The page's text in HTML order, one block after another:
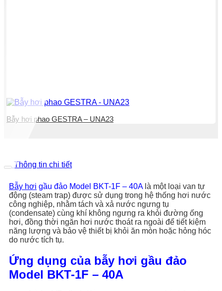
Bẫy hơi phao GESTRA – UNA23
Thông tin chi tiết
Bẫy hơi gầu đảo Model BKT-1F – 40Alà một loại van tự
động (steam trap) được sử dụng trong hệ thống hơi nước
công nghiệp, nhằm tách và xả nước ngưng tụ
(condensate) cùng khí không ngưng ra khỏi đường ống
hơi, đồng thời ngăn hơi nước thoát ra ngoài để tiết kiệm
năng lượng và bảo vệ thiết bị khỏi ăn mòn hoặc hỏng hóc
do nước tích tụ.
Ứng dụng của bẫy hơi gầu đảo
Model BKT-1F – 40A